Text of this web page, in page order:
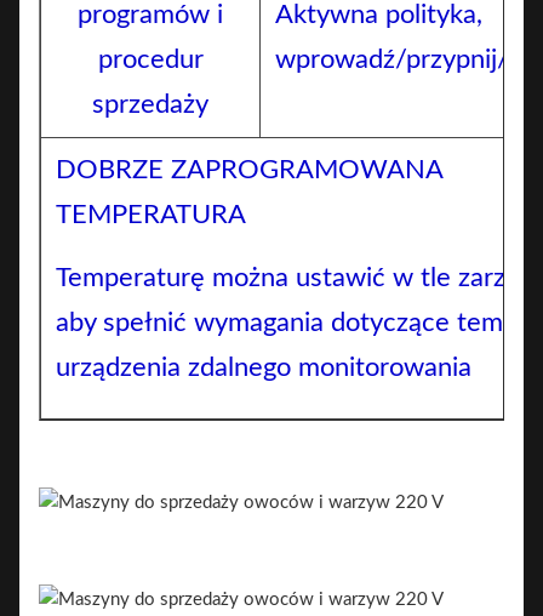
programów i
procedur
sprzedaży
Aktywna polityka,
wprowadź/przypnij/
DOBRZE ZAPROGRAMOWANA
TEMPERATURA
Temperaturę można ustawić w tle
aby spełnić wymagania dotyczące
urządzenia zdalnego monitorowania